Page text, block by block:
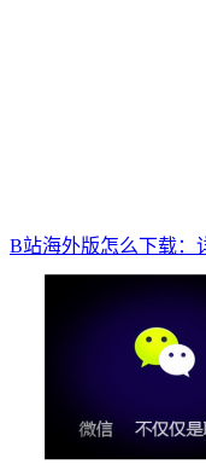
B站海外版怎么下载：